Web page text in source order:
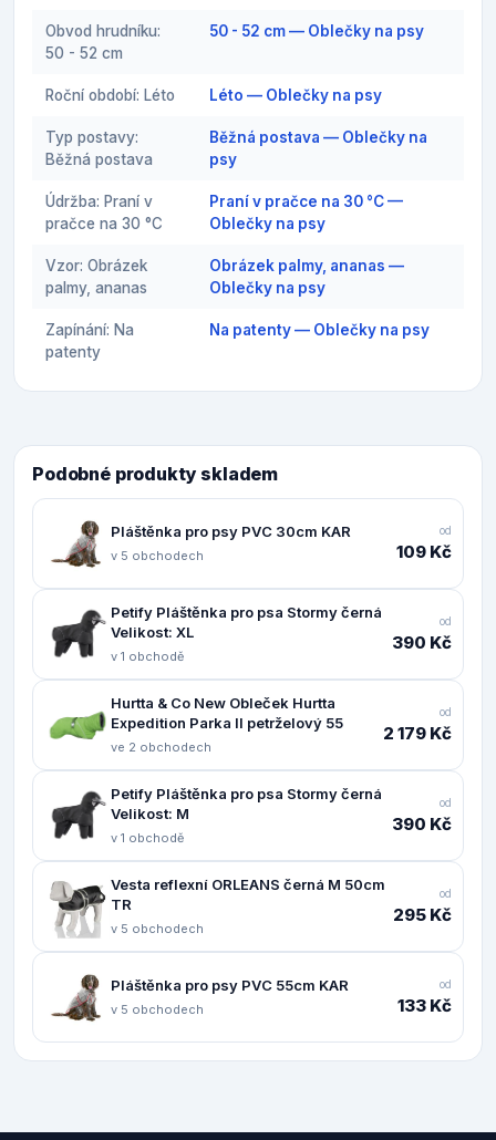
Obvod hrudníku:
50 - 52 cm
50 - 52 cm — Oblečky na psy
Roční období: Léto Léto — Oblečky na psy
Typ postavy:
Běžná postava
Běžná postava — Oblečky na
psy
Údržba: Praní v
pračce na 30 °C
Praní v pračce na 30 °C —
Oblečky na psy
Vzor: Obrázek
palmy, ananas
Obrázek palmy, ananas —
Oblečky na psy
Zapínání: Na
patenty
Na patenty — Oblečky na psy
Podobné produkty skladem
Pláštěnka pro psy PVC 30cm KAR
v 5 obchodech
od
109 Kč
Petify Pláštěnka pro psa Stormy černá
Velikost: XL
v 1 obchodě
od
390 Kč
Hurtta & Co New Obleček Hurtta
Expedition Parka II petrželový 55
ve 2 obchodech
od
2 179 Kč
Petify Pláštěnka pro psa Stormy černá
Velikost: M
v 1 obchodě
od
390 Kč
Vesta reflexní ORLEANS černá M 50cm
TR
v 5 obchodech
od
295 Kč
Pláštěnka pro psy PVC 55cm KAR
v 5 obchodech
od
133 Kč